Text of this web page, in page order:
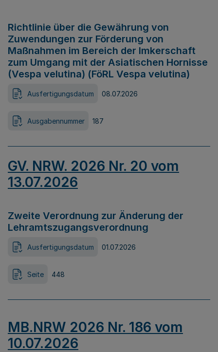
Richtlinie über die Gewährung von
Zuwendungen zur Förderung von
Maßnahmen im Bereich der Imkerschaft
zum Umgang mit der Asiatischen Hornisse
(Vespa velutina) (FöRL Vespa velutina)
Ausfertigungsdatum 08.07.2026
Ausgabennummer 187
GV. NRW. 2026 Nr. 20 vom
13.07.2026
Zweite Verordnung zur Änderung der
Lehramtszugangsverordnung
Ausfertigungsdatum 01.07.2026
Seite 448
MB.NRW 2026 Nr. 186 vom
10.07.2026